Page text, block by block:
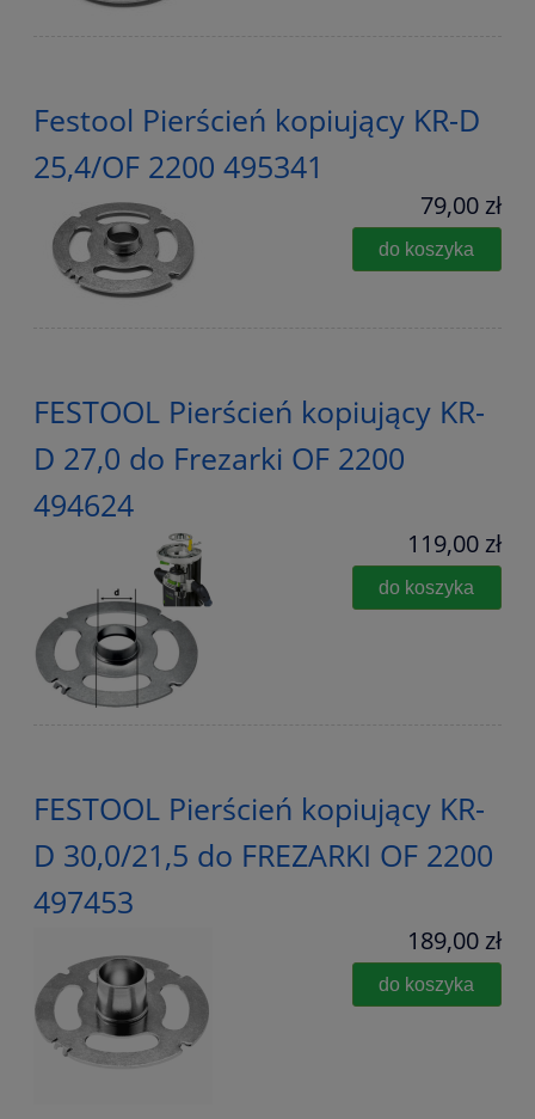
Festool Pierścień kopiujący KR-D
25,4/OF 2200 495341
79,00 zł
do koszyka
FESTOOL Pierścień kopiujący KR-
D 27,0 do Frezarki OF 2200
494624
119,00 zł
do koszyka
FESTOOL Pierścień kopiujący KR-
D 30,0/21,5 do FREZARKI OF 2200
497453
189,00 zł
do koszyka